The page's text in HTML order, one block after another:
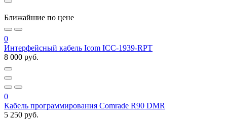
Ближайшие по цене
0
Интерфейсный кабель Icom ICC-1939-RPT
8 000 руб.
0
Кабель программирования Comrade R90 DMR
5 250 руб.